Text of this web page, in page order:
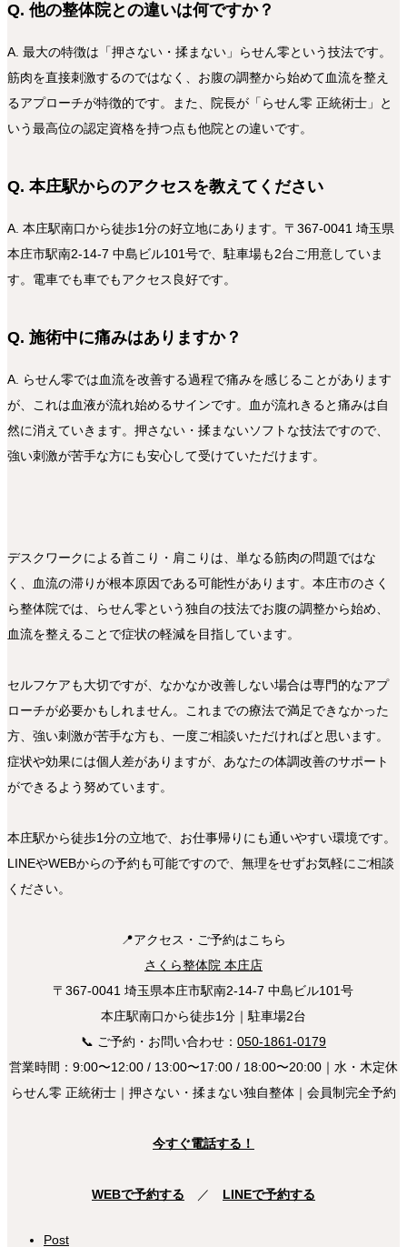
Q. 他の整体院との違いは何ですか？
A. 最大の特徴は「押さない・揉まない」らせん零という技法です。
筋肉を直接刺激するのではなく、お腹の調整から始めて血流を整え
るアプローチが特徴的です。また、院長が「らせん零 正統術士」と
いう最高位の認定資格を持つ点も他院との違いです。
Q. 本庄駅からのアクセスを教えてください
A. 本庄駅南口から徒歩1分の好立地にあります。〒367-0041 埼玉県
本庄市駅南2-14-7 中島ビル101号で、駐車場も2台ご用意していま
す。電車でも車でもアクセス良好です。
Q. 施術中に痛みはありますか？
A. らせん零では血流を改善する過程で痛みを感じることがあります
が、これは血液が流れ始めるサインです。血が流れきると痛みは自
然に消えていきます。押さない・揉まないソフトな技法ですので、
強い刺激が苦手な方にも安心して受けていただけます。
デスクワークによる首こり・肩こりは、単なる筋肉の問題ではな
く、血流の滞りが根本原因である可能性があります。本庄市のさく
ら整体院では、らせん零という独自の技法でお腹の調整から始め、
血流を整えることで症状の軽減を目指しています。
セルフケアも大切ですが、なかなか改善しない場合は専門的なアプ
ローチが必要かもしれません。これまでの療法で満足できなかった
方、強い刺激が苦手な方も、一度ご相談いただければと思います。
症状や効果には個人差がありますが、あなたの体調改善のサポート
ができるよう努めています。
本庄駅から徒歩1分の立地で、お仕事帰りにも通いやすい環境です。
LINEやWEBからの予約も可能ですので、無理をせずお気軽にご相談
ください。
📍アクセス・ご予約はこちら
さくら整体院 本庄店
〒367-0041 埼玉県本庄市駅南2-14-7 中島ビル101号
本庄駅南口から徒歩1分｜駐車場2台
📞 ご予約・お問い合わせ： 050-1861-0179
営業時間：9:00〜12:00 / 13:00〜17:00 / 18:00〜20:00｜水・木定休
らせん零 正統術士｜押さない・揉まない独自整体｜会員制完全予約
今すぐ電話する！
WEBで予約する ／ LINEで予約する
Post